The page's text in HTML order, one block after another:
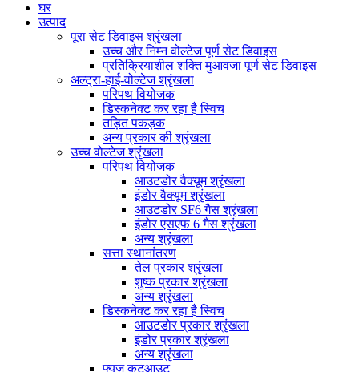
घर
उत्पाद
पूरा सेट डिवाइस श्रृंखला
उच्च और निम्न वोल्टेज पूर्ण सेट डिवाइस
प्रतिक्रियाशील शक्ति मुआवजा पूर्ण सेट डिवाइस
अल्ट्रा-हाई-वोल्टेज श्रृंखला
परिपथ वियोजक
डिस्कनेक्ट कर रहा है स्विच
तड़ित पकड़क
अन्य प्रकार की श्रृंखला
उच्च वोल्टेज श्रृंखला
परिपथ वियोजक
आउटडोर वैक्यूम श्रृंखला
इंडोर वैक्यूम श्रृंखला
आउटडोर SF6 गैस श्रृंखला
इंडोर एसएफ 6 गैस श्रृंखला
अन्य श्रृंखला
सत्ता स्थानांतरण
तेल प्रकार श्रृंखला
शुष्क प्रकार श्रृंखला
अन्य श्रृंखला
डिस्कनेक्ट कर रहा है स्विच
आउटडोर प्रकार श्रृंखला
इंडोर प्रकार श्रृंखला
अन्य श्रृंखला
फ्यूज कटआउट